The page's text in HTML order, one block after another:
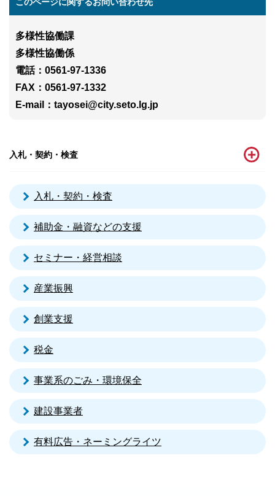
このページに関するお問い合わせ先
多様性協働課
多様性協働係
電話：0561-97-1336
FAX：0561-97-1332
E-mail：tayosei@city.seto.lg.jp
入札・契約・検査
入札・契約・検査
補助金・融資などの支援
セミナー・経営相談
産業振興
創業支援
税金
事業系のごみ・環境保全
建設事業者
有料広告・ネーミングライツ